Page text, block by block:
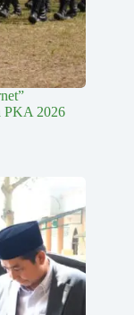
PKA 2026